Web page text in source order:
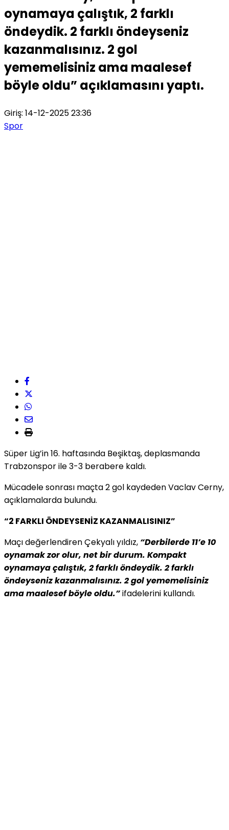
oynamaya çalıştık, 2 farklı
öndeydik. 2 farklı öndeyseniz
kazanmalısınız. 2 gol
yememelisiniz ama maalesef
böyle oldu” açıklamasını yaptı.
Giriş: 14-12-2025 23:36
Spor
Süper Lig’in 16. haftasında Beşiktaş, deplasmanda
Trabzonspor ile 3-3 berabere kaldı.
Mücadele sonrası maçta 2 gol kaydeden Vaclav Cerny,
açıklamalarda bulundu.
“2 FARKLI ÖNDEYSENİZ KAZANMALISINIZ”
Maçı değerlendiren Çekyalı yıldız, “Derbilerde 11’e 10
oynamak zor olur, net bir durum. Kompakt
oynamaya çalıştık, 2 farklı öndeydik. 2 farklı
öndeyseniz kazanmalısınız. 2 gol yememelisiniz
ama maalesef böyle oldu.”ifadelerini kullandı.